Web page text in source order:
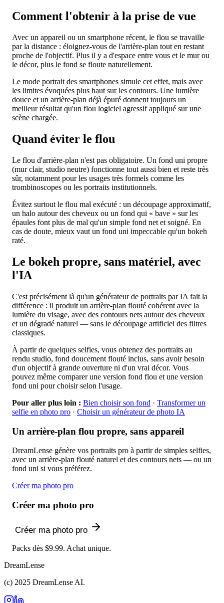
Comment l'obtenir à la prise de vue
Avec un appareil ou un smartphone récent, le flou se travaille
par la distance : éloignez-vous de l'arrière-plan tout en restant
proche de l'objectif. Plus il y a d'espace entre vous et le mur ou
le décor, plus le fond se floute naturellement.
Le mode portrait des smartphones simule cet effet, mais avec
les limites évoquées plus haut sur les contours. Une lumière
douce et un arrière-plan déjà épuré donnent toujours un
meilleur résultat qu'un flou logiciel agressif appliqué sur une
scène chargée.
Quand éviter le flou
Le flou d'arrière-plan n'est pas obligatoire. Un fond uni propre
(mur clair, studio neutre) fonctionne tout aussi bien et reste très
sûr, notamment pour les usages très formels comme les
trombinoscopes ou les portraits institutionnels.
Évitez surtout le flou mal exécuté : un découpage approximatif,
un halo autour des cheveux ou un fond qui « bave » sur les
épaules font plus de mal qu'un simple fond net et soigné. En
cas de doute, mieux vaut un fond uni impeccable qu'un bokeh
raté.
Le bokeh propre, sans matériel, avec
l'IA
C'est précisément là qu'un générateur de portraits par IA fait la
différence : il produit un arrière-plan flouté cohérent avec la
lumière du visage, avec des contours nets autour des cheveux
et un dégradé naturel — sans le découpage artificiel des filtres
classiques.
À partir de quelques selfies, vous obtenez des portraits au
rendu studio, fond doucement flouté inclus, sans avoir besoin
d'un objectif à grande ouverture ni d'un vrai décor. Vous
pouvez même comparer une version fond flou et une version
fond uni pour choisir selon l'usage.
Pour aller plus loin : Bien choisir son fond · Transformer un
selfie en photo pro · Choisir un générateur de photo IA
Un arrière-plan flou propre, sans appareil
DreamLense génère vos portraits pro à partir de simples selfies,
avec un arrière-plan flouté naturel et des contours nets — ou un
fond uni si vous préférez.
Créer ma photo pro
Créer ma photo pro
Créer ma photo pro
Packs dès $9.99. Achat unique.
DreamLense
(c) 2025 DreamLense AI.